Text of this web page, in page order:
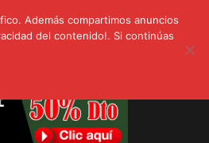
Además compartimos anuncios
del contenido!. Si continúas